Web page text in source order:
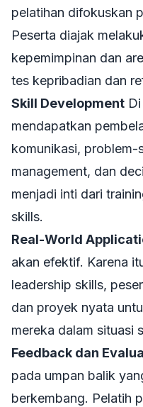
pelatihan difokuskan
Peserta diajak
kepemimpinan dan
tes kepribadian dan
Skill Development
mendapatkan
komunikasi,
management, dan
menjadi inti dari
skills.
Real-World
akan efektif. Karena
leadership skills,
dan proyek nyata
mereka dalam situasi
Feedback dan
pada umpan balik
berkembang. Pelatih